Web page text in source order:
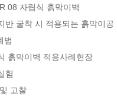
08 자립식 흙막이벽
반 굴착 시 적용되는 흙막이공
법
흙막이벽 적용사례현장
험
고찰